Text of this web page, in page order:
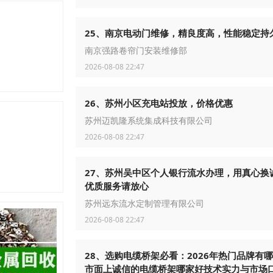
25、南京电动门维修，精良度高，性能稳定持
南京强路卷帘门安装维修部
2026-08-08 22:47
26、苏州小区充电站投放，价格优惠
苏州迈凯隆系统集成科技有限公司
2026-08-08 22:47
27、苏州吴中区个人银行流水办理，用真心换
优质服务请放心
苏州远东流水定制管理有限公司
2026-08-08 22:47
28、选购电缆桥架必看：2026年热门品牌有
市面上诚信的电缆桥架哪家好技术实力与市场